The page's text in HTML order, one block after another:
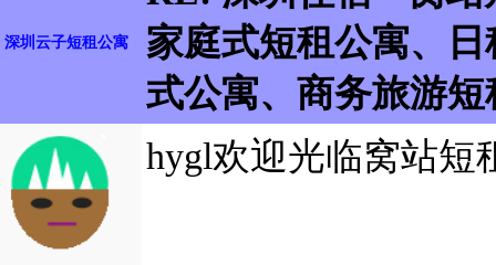
深圳云子短租公寓
家庭式短租公寓、
式公寓、商务旅游短
hygl欢迎光临窝站短